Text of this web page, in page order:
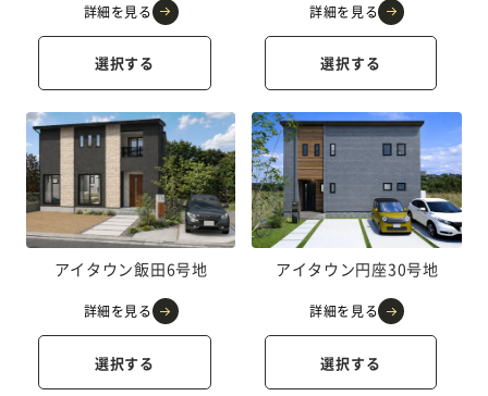
詳細を見る
選択する
詳細を見る
選択する
アイタウン飯田6号地
詳細を見る
選択する
アイタウン円座30号地
詳細を見る
選択する